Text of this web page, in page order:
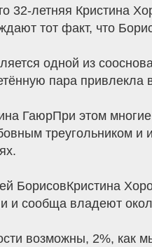
32-летняя Кристина
тот факт, что
одной из
пара
ГаюрПри этом
треугольником
БорисовКристина
и сообща владеют
возможны, 2%, как